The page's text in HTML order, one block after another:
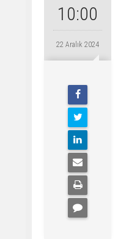
10:00
22 Aralık 2024